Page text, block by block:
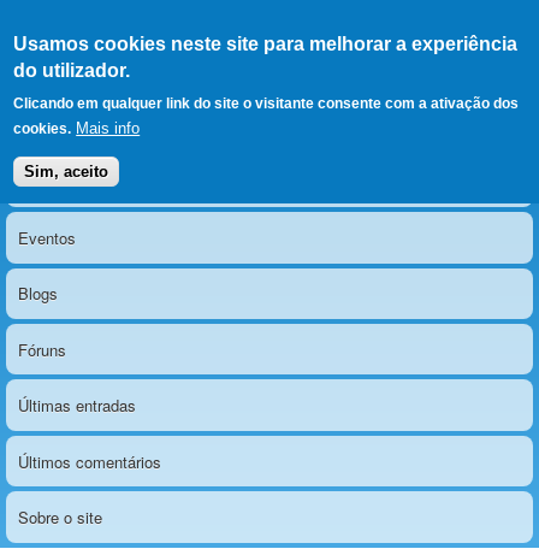
Usamos cookies neste site para melhorar a experiência
do utilizador.
Clicando em qualquer link do site o visitante consente com a ativação dos
cookies. Mais info
Sim, aceito
LERPARAVER , ir para a
página principal
O portal da visão diferente
Menu principal
Notícias
Eventos
Blogs
Fóruns
Últimas entradas
Últimos comentários
Sobre o site